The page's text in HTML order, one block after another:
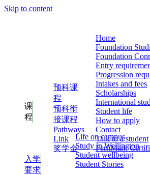
Skip to content
课
程
预科课
程
预科衔
接课程
Pathways
Link
奖学金
入学
要求
Home
Foundation
Foundation
Entry
Progression
Intakes and fees
Scholarships
International
Student life
Life on campus
Study in Wellington
Student wellbeing
Student Stories
How to apply
Contact
Talk to a student
FernMark